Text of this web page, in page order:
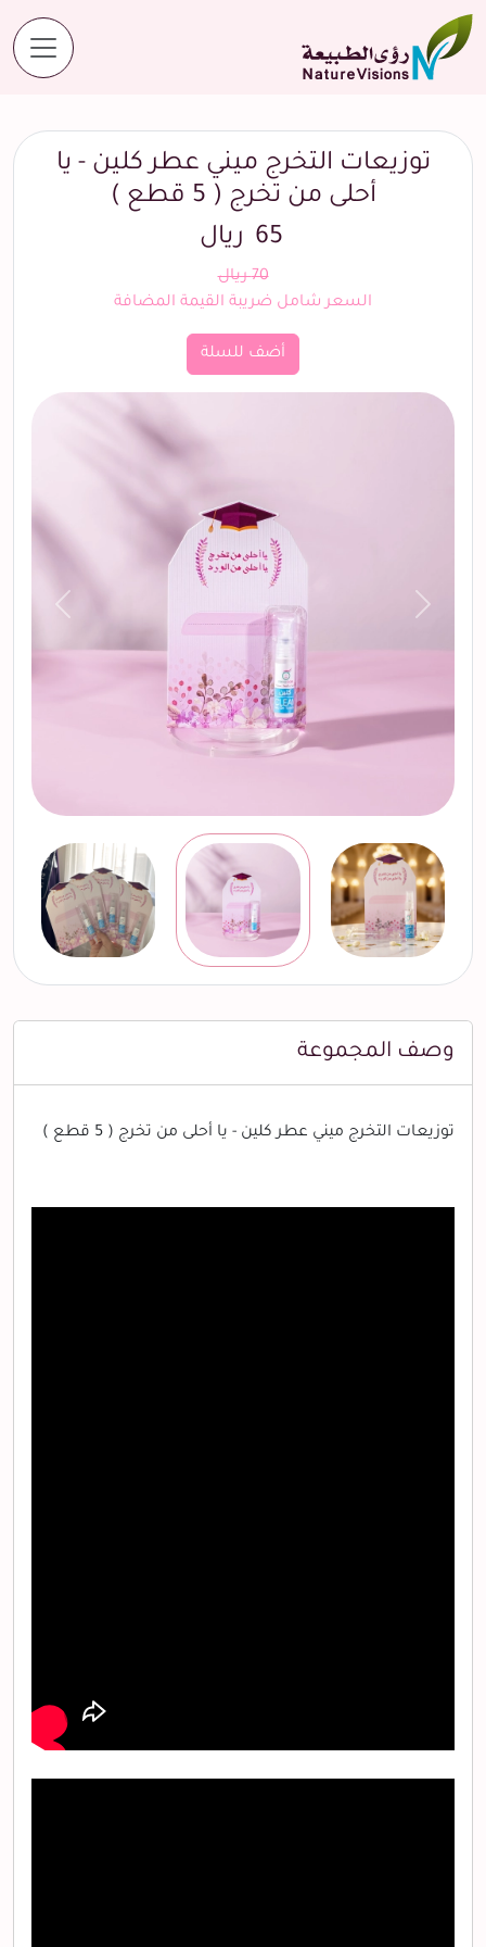
المنتجات
توزيعات التخرج ميني عطر كلين - يا أحلى من تخرج ( 5 قطع )
توزيعات التخرج ميني عطر كلين - يا
أحلى من تخرج ( 5 قطع )
65 ريال
70 ريال
السعر شامل ضريبة القيمة المضافة
أضف للسلة
التالي السابق
وصف المجموعة
توزيعات التخرج ميني عطر كلين - يا أحلى من تخرج ( 5 قطع )